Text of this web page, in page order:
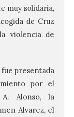
muy solidaria,
de Cruz
violencia de
presentada
por el
Alonso, la
Alvarez, el